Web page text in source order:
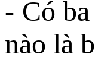
- Có
nào là